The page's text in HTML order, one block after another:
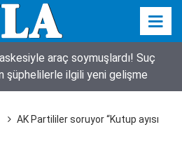
şüphelilerle ilgili yeni gelişme
AK Partililer soruyor “Kutup ayısı